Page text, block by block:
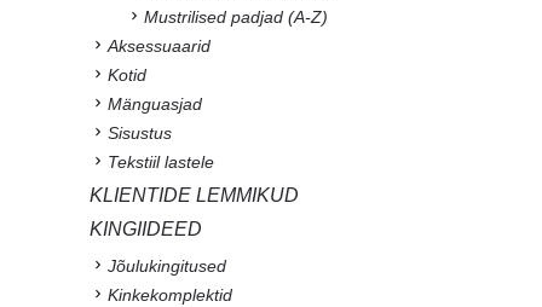
Mustrilised padjad (A-Z)
Aksessuaarid
Kotid
Mänguasjad
Sisustus
Tekstiil lastele
KLIENTIDE LEMMIKUD
KINGIIDEED
Jõulukingitused
Kinkekomplektid